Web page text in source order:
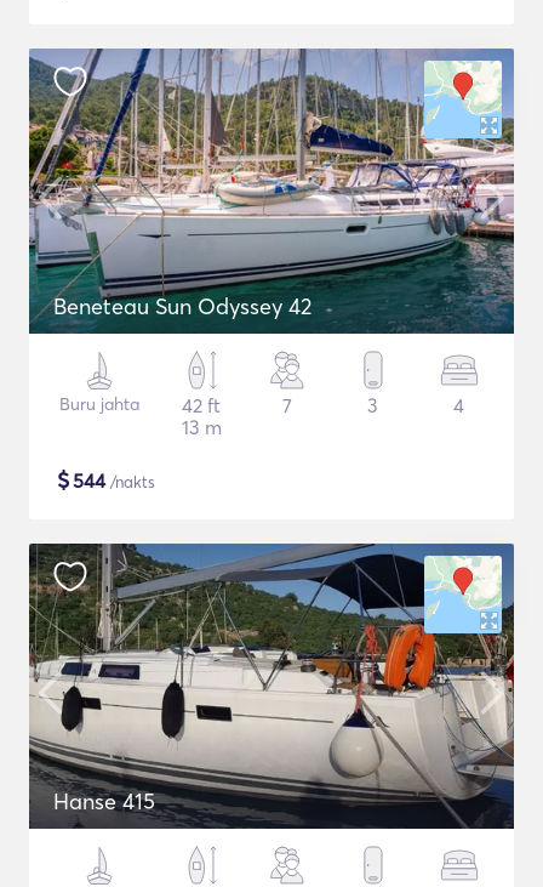
Beneteau Sun Odyssey 42
Buru jahta
42 ft
13 m
7 3 4
$544/nakts
Hanse 415